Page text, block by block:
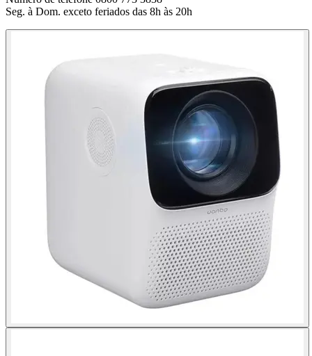
Seg. à Dom. exceto feriados das 8h às 20h